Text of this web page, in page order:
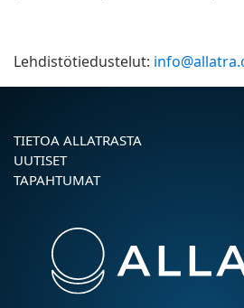
Lehdistötiedustelut:
TIETOA ALLATRASTA
UUTISET
TAPAHTUMAT